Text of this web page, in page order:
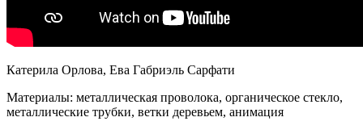
Катерила Орлова, Ева Габриэль Сарфати
Материалы: металлическая проволока, органическое стекло,
металлические трубки, ветки деревьем, анимация